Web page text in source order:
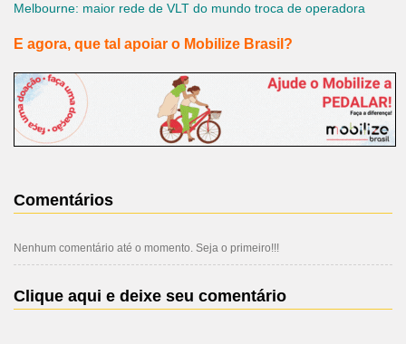
Melbourne: maior rede de VLT do mundo troca de operadora
E agora, que tal apoiar o Mobilize Brasil?
Comentários
Nenhum comentário até o momento. Seja o primeiro!!!
Clique aqui e deixe seu comentário